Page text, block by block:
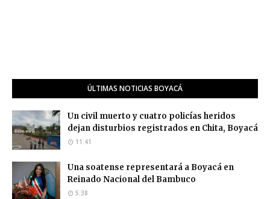
ÚLTIMAS NOTICIAS BOYACÁ
Un civil muerto y cuatro policías heridos
dejan disturbios registrados en Chita, Boyacá
11:41
Una soatense representará a Boyacá en
Reinado Nacional del Bambuco
5:38